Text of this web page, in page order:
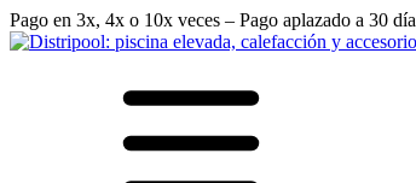
Pago en 3x, 4x o 10x veces – Pago aplazado a 30